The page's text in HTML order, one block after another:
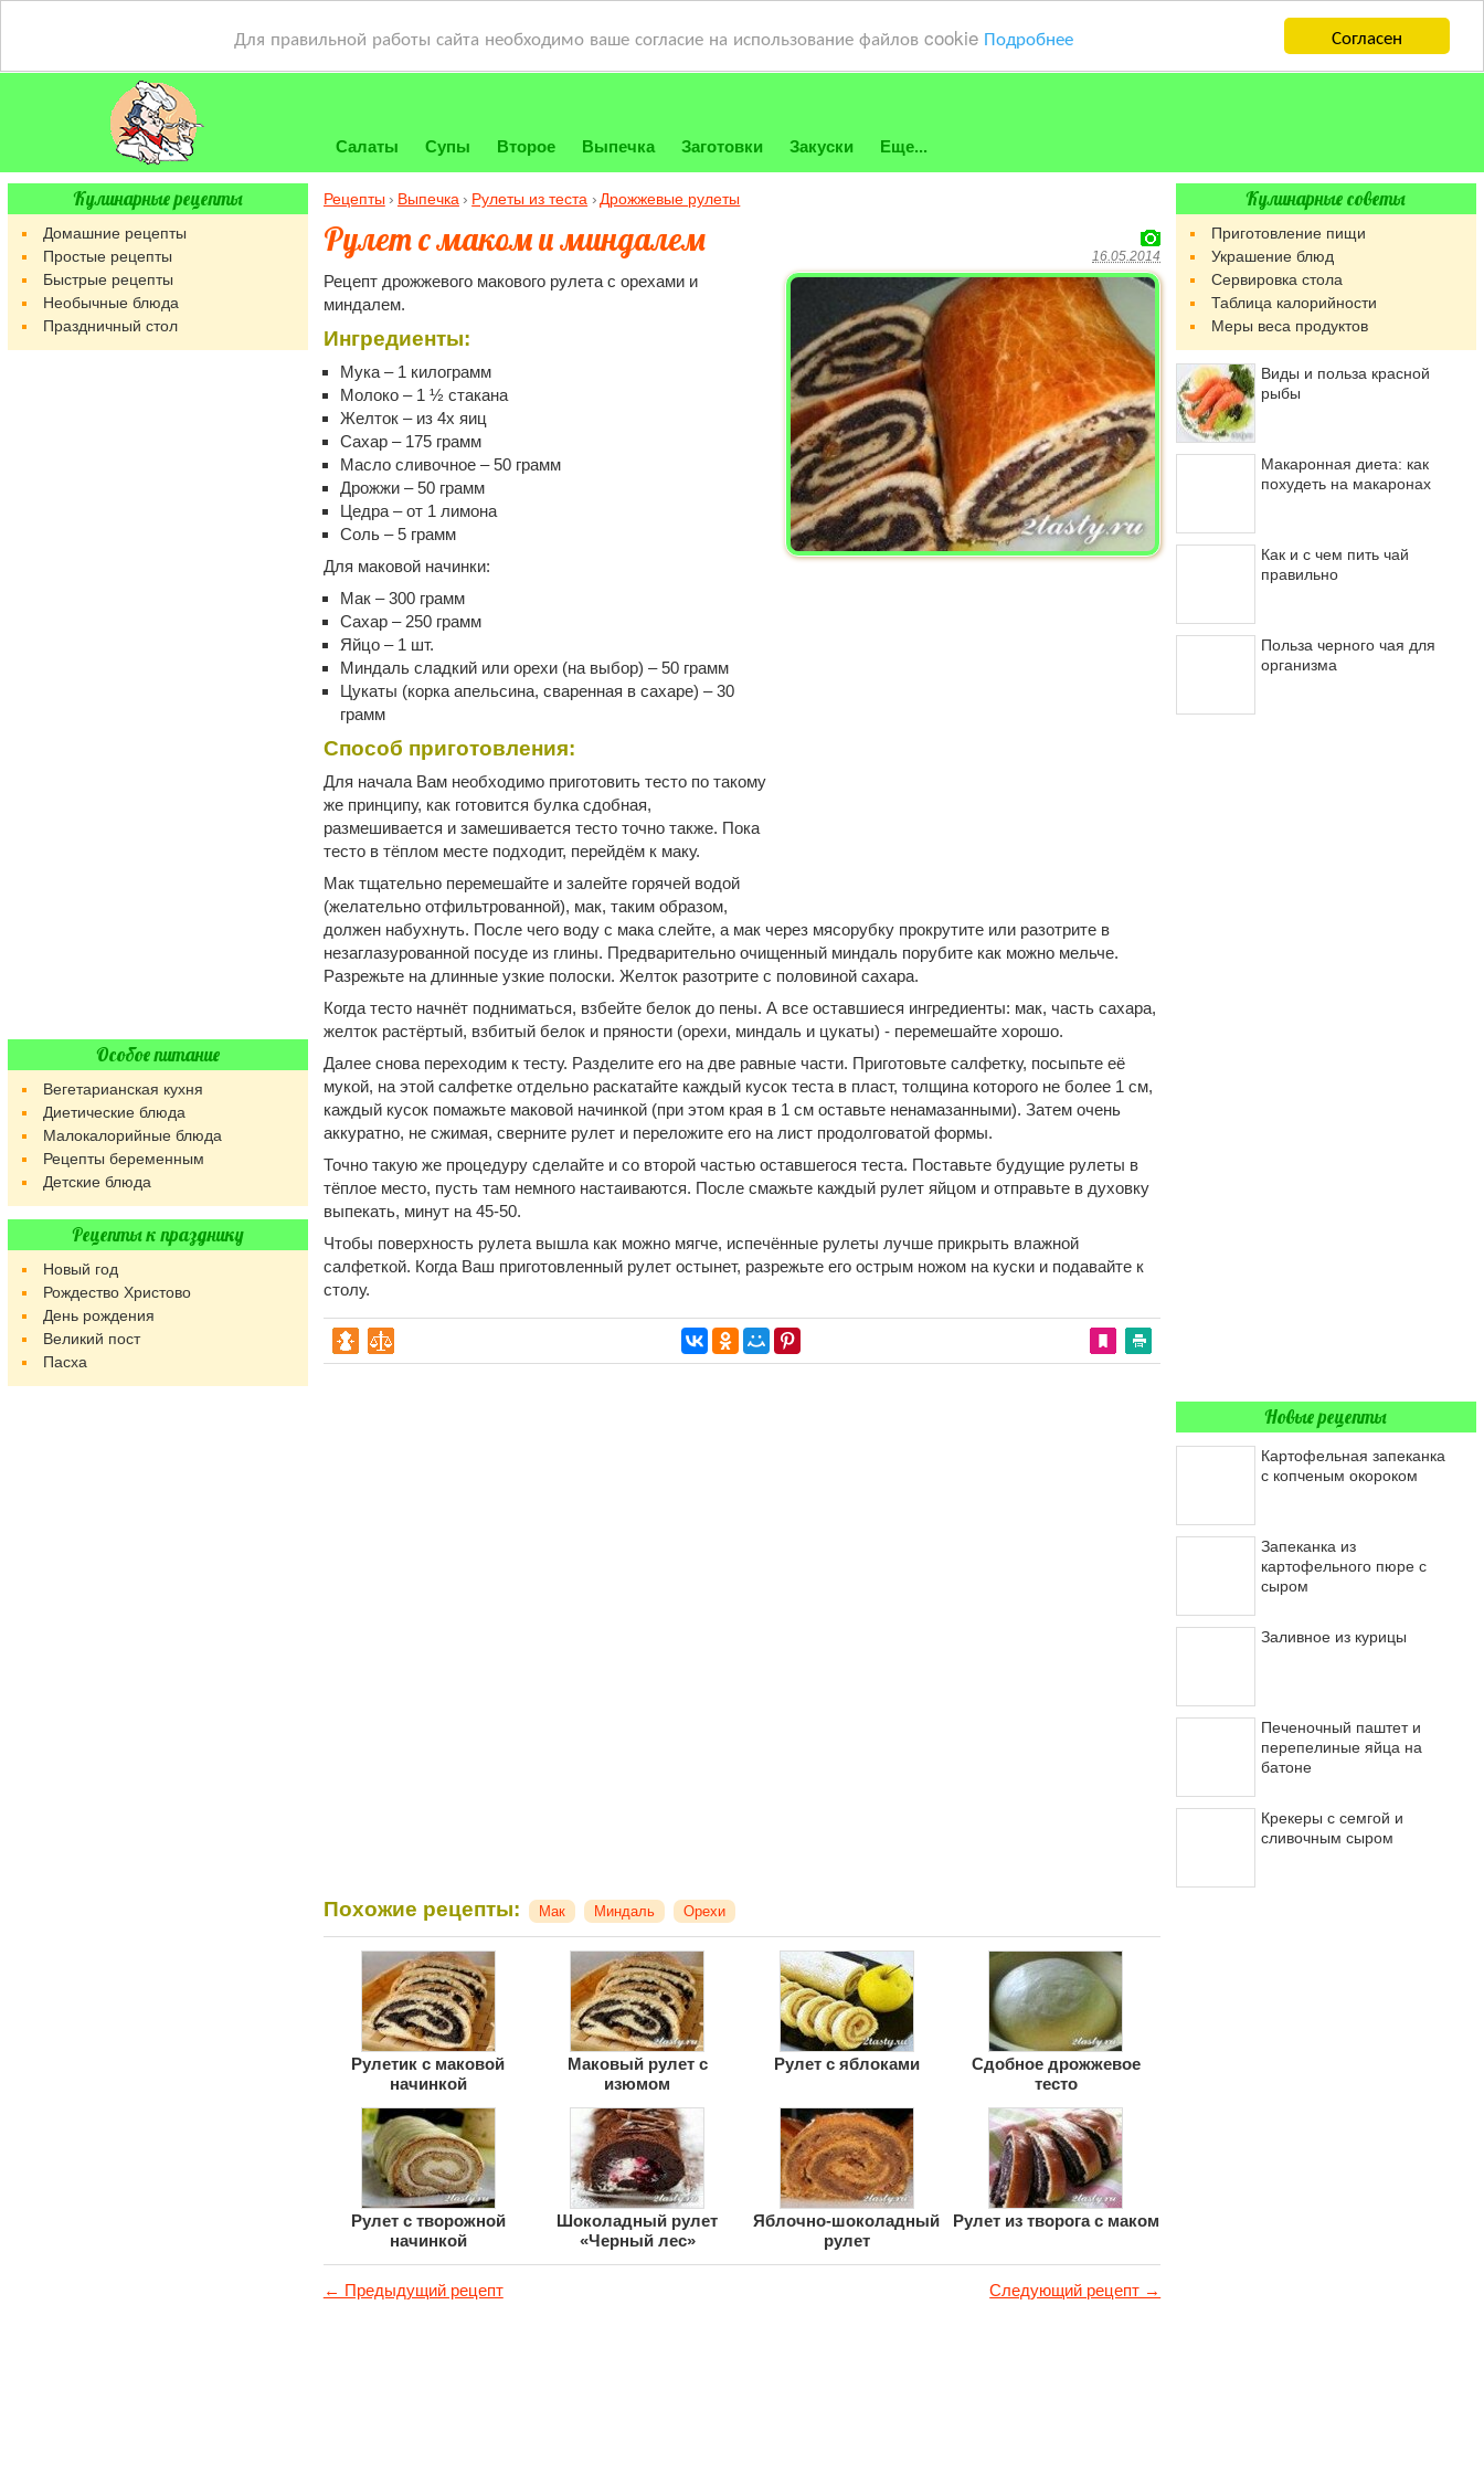
Согласен
Для правильной работы сайта необходимо ваше согласие на использование файлов cookie Подробнее
Салаты Супы Второе Выпечка Заготовки Закуски Еще...
Рецепты Выпечка Рулеты из теста Дрожжевые рулеты
Рулет с маком и миндалем 16.05.2014
Рецепт дрожжевого макового рулета с орехами и
миндалем.
Ингредиенты:
Мука – 1 килограмм
Молоко – 1 ½ стакана
Желток – из 4х яиц
Сахар – 175 грамм
Масло сливочное – 50 грамм
Дрожжи – 50 грамм
Цедра – от 1 лимона
Соль – 5 грамм
Для маковой начинки:
Мак – 300 грамм
Сахар – 250 грамм
Яйцо – 1 шт.
Миндаль сладкий или орехи (на выбор) – 50 грамм
Цукаты (корка апельсина, сваренная в сахаре) – 30
грамм
Способ приготовления:
Для начала Вам необходимо приготовить тесто по такому
же принципу, как готовится булка сдобная,
размешивается и замешивается тесто точно также. Пока
тесто в тёплом месте подходит, перейдём к маку.
Мак тщательно перемешайте и залейте горячей водой
(желательно отфильтрованной), мак, таким образом,
должен набухнуть. После чего воду с мака слейте, а мак через мясорубку прокрутите или разотрите в
незаглазурованной посуде из глины. Предварительно очищенный миндаль порубите как можно мельче.
Разрежьте на длинные узкие полоски. Желток разотрите с половиной сахара.
Когда тесто начнёт подниматься, взбейте белок до пены. А все оставшиеся ингредиенты: мак, часть сахара,
желток растёртый, взбитый белок и пряности (орехи, миндаль и цукаты) - перемешайте хорошо.
Далее снова переходим к тесту. Разделите его на две равные части. Приготовьте салфетку, посыпьте её
мукой, на этой салфетке отдельно раскатайте каждый кусок теста в пласт, толщина которого не более 1 см,
каждый кусок помажьте маковой начинкой (при этом края в 1 см оставьте ненамазанными). Затем очень
аккуратно, не сжимая, сверните рулет и переложите его на лист продолговатой формы.
Точно такую же процедуру сделайте и со второй частью оставшегося теста. Поставьте будущие рулеты в
тёплое место, пусть там немного настаиваются. После смажьте каждый рулет яйцом и отправьте в духовку
выпекать, минут на 45-50.
Чтобы поверхность рулета вышла как можно мягче, испечённые рулеты лучше прикрыть влажной
салфеткой. Когда Ваш приготовленный рулет остынет, разрежьте его острым ножом на куски и подавайте к
столу.
Похожие рецепты: Мак Миндаль Орехи
Рулетик с маковой
начинкой
Маковый рулет с
изюмом
Рулет с яблоками
Сдобное дрожжевое
тесто
Рулет с творожной
начинкой
Шоколадный рулет
«Черный лес»
Яблочно-шоколадный
рулет
Рулет из творога с маком
← Предыдущий рецепт Следующий рецепт →
Кулинарные рецепты
Домашние рецепты
Простые рецепты
Быстрые рецепты
Необычные блюда
Праздничный стол
Особое питание
Вегетарианская кухня
Диетические блюда
Малокалорийные блюда
Рецепты беременным
Детские блюда
Рецепты к празднику
Новый год
Рождество Христово
День рождения
Великий пост
Пасха
Кулинарные советы
Приготовление пищи
Украшение блюд
Сервировка стола
Таблица калорийности
Меры веса продуктов
Виды и польза красной
рыбы
Макаронная диета: как
похудеть на макаронах
Как и с чем пить чай
правильно
Польза черного чая для
организма
Новые рецепты
Картофельная запеканка
с копченым окороком
Запеканка из
картофельного пюре с
сыром
Заливное из курицы
Печеночный паштет и
перепелиные яйца на
батоне
Крекеры с семгой и
сливочным сыром